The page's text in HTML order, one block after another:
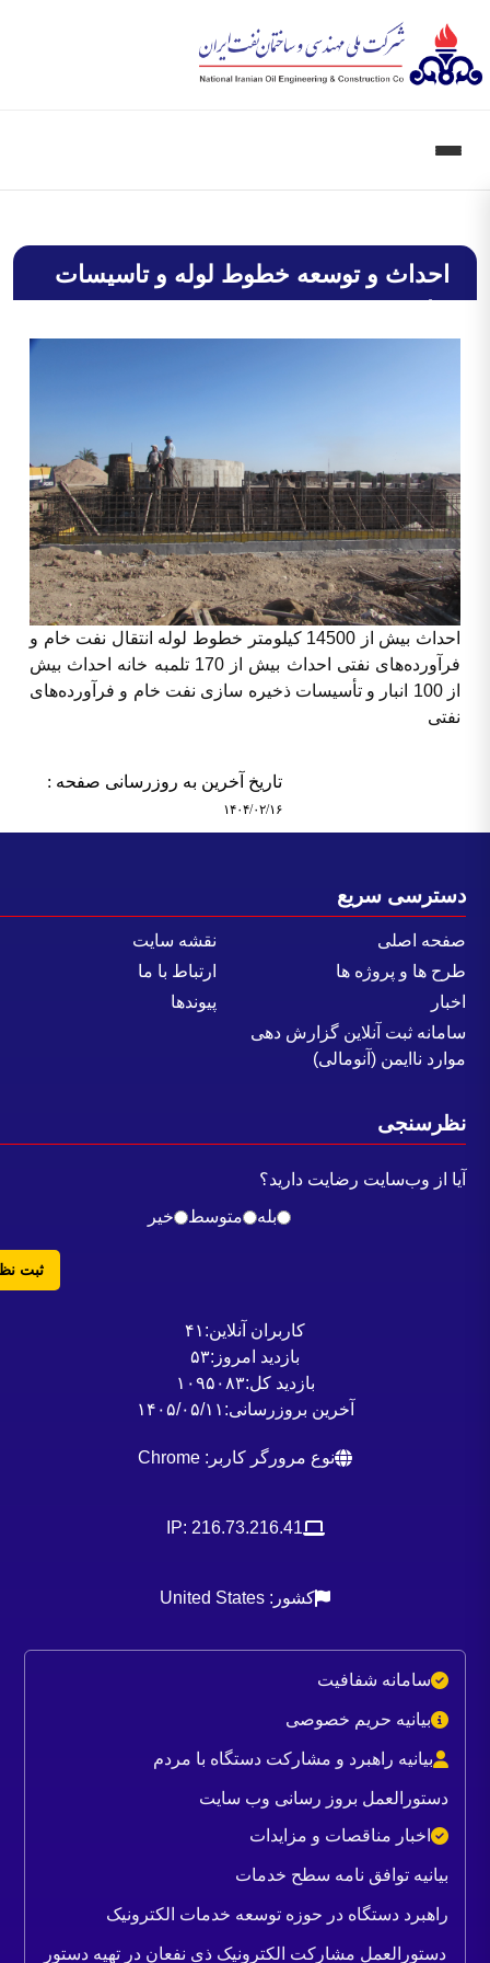
احداث و توسعه خطوط لوله و تاسیسات
احداث بیش از 14500 کیلومتر خطوط لوله انتقال نفت خام و
فرآورده‌های نفتی احداث بیش از 170 تلمبه خانه احداث بیش
از 100 انبار و تأسیسات ذخیره سازی نفت خام و فرآورده‌های
نفتی
تاریخ آخرین به روزرسانی صفحه :
۱۴۰۴/۰۲/۱۶
سریع
اصلی
ها و پروژه ها
ثبت آنلاین گزارش دهی
ناایمن (آنومالی)
نقشه سایت
ارتباط با ما
پیوندها
از وب‌سایت رضایت دارید؟
بله
متوسط خیر
ثبت نظر
کاربران آنلاین:۴۱
بازدید امروز: ۵۳
بازدید کل:۱۰۹۵۰۸۳
آخرین بروزرسانی:۱۴۰۵/۰۵/۱۱
نوع مرورگر کاربر: Chrome
IP: 216.73.216.41
کشور: United States
سامانه شفافیت
بیانیه حریم خصوصی
بیانیه راهبرد و مشارکت دستگاه با مردم
دستورالعمل بروز رسانی وب سایت
اخبار مناقصات و مزایدات
بیانیه توافق نامه سطح خدمات
راهبرد دستگاه در حوزه توسعه خدمات الکترونیک
دستورالعمل مشارکت الکترونیک ذی نفعان در تهیه دستور